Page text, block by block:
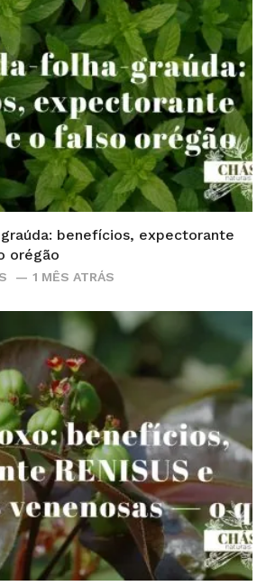
benefícios, expectorante
orégão
1 MÊS ATRÁS